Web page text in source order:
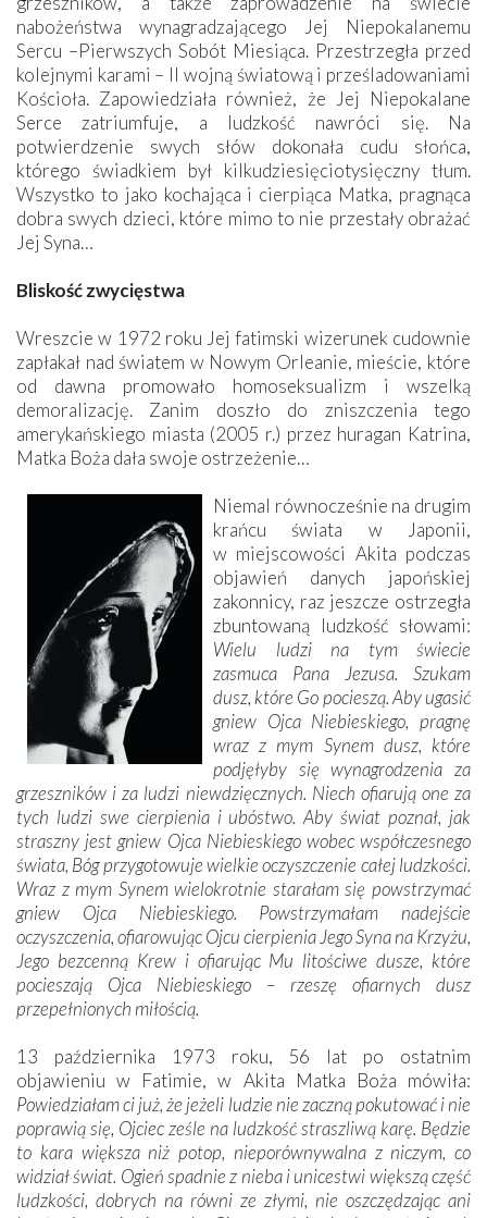
nabożeństwa wynagradzającego Jej Niepokalanemu
Sercu –Pierwszych Sobót Miesiąca. Przestrzegła przed
kolejnymi karami – II wojną światową i prześladowaniami
Kościoła. Zapowiedziała również, że Jej Niepokalane
Serce zatriumfuje, a ludzkość nawróci się. Na
potwierdzenie swych słów dokonała cudu słońca,
którego świadkiem był kilkudziesięciotysięczny tłum.
Wszystko to jako kochająca i cierpiąca Matka, pragnąca
dobra swych dzieci, które mimo to nie przestały obrażać
Jej Syna…
Bliskość zwycięstwa
Wreszcie w 1972 roku Jej fatimski wizerunek cudownie
zapłakał nad światem w Nowym Orleanie, mieście, które
od dawna promowało homoseksualizm i wszelką
demoralizację. Zanim doszło do zniszczenia tego
amerykańskiego miasta (2005 r.) przez huragan Katrina,
Matka Boża dała swoje ostrzeżenie…
Niemal równocześnie na drugim
krańcu świata w Japonii,
w miejscowości Akita podczas
objawień danych japońskiej
zakonnicy, raz jeszcze ostrzegła
zbuntowaną ludzkość słowami:
Wielu ludzi na tym świecie
zasmuca Pana Jezusa. Szukam
dusz, które Go pocieszą. Aby ugasić
gniew Ojca Niebieskiego, pragnę
wraz z mym Synem dusz, które
podjęłyby się wynagrodzenia za
grzeszników i za ludzi niewdzięcznych. Niech ofiarują one za
tych ludzi swe cierpienia i ubóstwo. Aby świat poznał, jak
straszny jest gniew Ojca Niebieskiego wobec współczesnego
świata, Bóg przygotowuje wielkie oczyszczenie całej ludzkości.
Wraz z mym Synem wielokrotnie starałam się powstrzymać
gniew Ojca Niebieskiego. Powstrzymałam nadejście
oczyszczenia, ofiarowując Ojcu cierpienia Jego Syna na Krzyżu,
Jego bezcenną Krew i ofiarując Mu litościwe dusze, które
pocieszają Ojca Niebieskiego – rzeszę ofiarnych dusz
przepełnionych miłością.
13 października 1973 roku, 56 lat po ostatnim
objawieniu w Fatimie, w Akita Matka Boża mówiła:
Powiedziałam ci już, że jeżeli ludzie nie zaczną pokutować i nie
poprawią się, ­Ojciec ześle na ludzkość straszliwą karę. Będzie
to kara większa niż potop, nieporównywalna z niczym, co
widział świat. Ogień spadnie z nieba i unicestwi większą część
ludzkości, dobrych na równi ze złymi, nie oszczędzając ani